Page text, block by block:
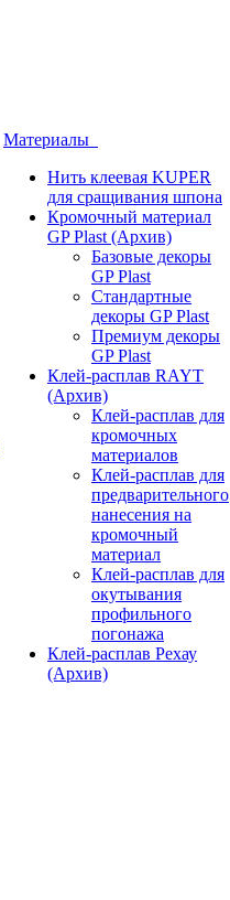
Материалы
Нить клеевая KUPER
для сращивания шпона
Кромочный материал
GP Plast (Архив)
Базовые декоры
GP Plast
Стандартные
декоры GP Plast
Премиум декоры
GP Plast
Клей-расплав RAYT
(Архив)
Клей-расплав для
кромочных
материалов
Клей-расплав для
предварительного
нанесения на
кромочный
материал
Клей-расплав для
окутывания
профильного
погонажа
Клей-расплав Рехау
(Архив)